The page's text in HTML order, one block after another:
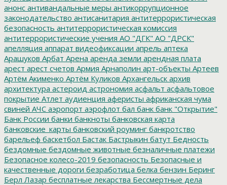
анонс антивандальные меры антикоррупционное
законодательство антисанитария антитеррористическая
безопасность антитеррористическая комиссия
антитеррористические учения АО "ДГК" АО "ДРСК"
апелляция аппарат видеофиксации апрель аптека
Арашуков Арбат Арена аренда земли арендная плата
арест арест счетов Армия Арнаполин арт-объекты Артеев
Артём Акименко Артём Куликов Архангельск архив
архитектура астероид астрономия асфальт асфальтовое
покрытие Атлет аудиенция аферисты африканская чума
свиней АЧС аэропорт аэрофлот бал банк банк "Открытие"
Банк России банки банкноты банковская карта
банковские_карты банковский роуминг банкротство
барельеф баскетбол Бастак Бастрыкин батут Бедность
бездомные бездомные животные безналичные платежи
Безопасное колесо-2019 безопасность Безопасные и
качественные дороги безработица белка бензин Беринг
Берл Лазар бесплатные лекарства Бессмертные дела